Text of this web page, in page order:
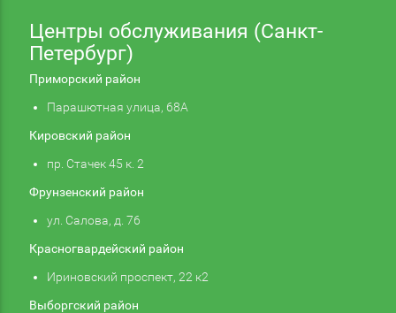
Центры обслуживания (Санкт-
Петербург)
Приморский район
Парашютная улица, 68А
Кировский район
пр. Стачек 45 к. 2
Фрунзенский район
ул. Салова, д. 76
Красногвардейский район
Ириновский проспект, 22 к2
Выборгский район